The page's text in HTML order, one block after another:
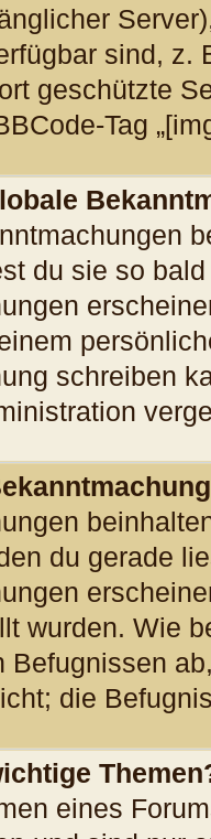
sind, z.
geschützte
Tag
du sie so
schreiben
du gerade
wurden. Wie
Befugnissen
die
eines